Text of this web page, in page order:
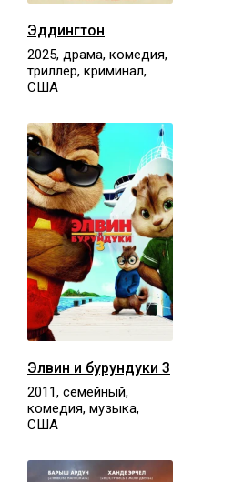
Эддингтон
2025, драма, комедия,
триллер, криминал,
США
Элвин и бурундуки 3
2011, семейный,
комедия, музыка,
США